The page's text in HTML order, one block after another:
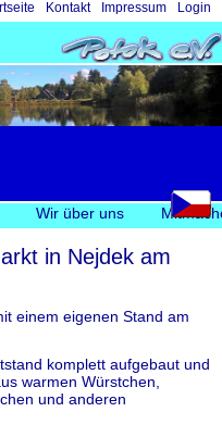
Navigation
überspringen
Wir über uns
Login
Impressum
Kontakt
in Nejdek am
einem eigenen Stand am
komplett aufgebaut und
warmen Würstchen,
und anderen